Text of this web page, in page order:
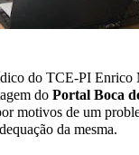
do TCE-PI Enrico
do Portal Boca
motivos de um
da mesma.